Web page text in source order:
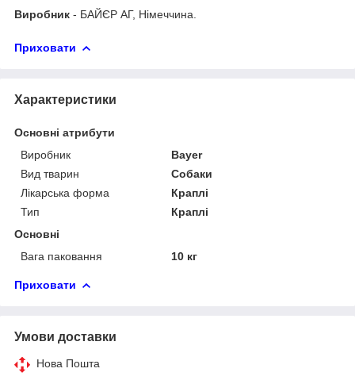
Виробник - БАЙЄР АГ, Німеччина.
Приховати
Характеристики
Основні атрибути
Виробник
Bayer
Вид тварин
Собаки
Лікарська форма
Краплі
Тип
Краплі
Основні
Вага паковання
10 кг
Приховати
Умови доставки
Нова Пошта